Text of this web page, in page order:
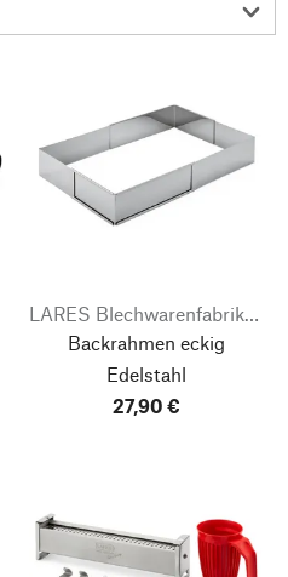
LARES Blechwarenfabrikation
Backrahmen eckig
Edelstahl
27,90 €